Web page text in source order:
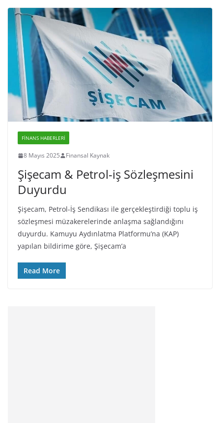
FINANS HABERLERI
8 Mayıs 2025 Finansal Kaynak
Şişecam & Petrol-iş Sözleşmesini
Duyurdu
Şişecam, Petrol-İş Sendikası ile gerçekleştirdiği toplu iş
sözleşmesi müzakerelerinde anlaşma sağlandığını
duyurdu. Kamuyu Aydınlatma Platformu’na (KAP)
yapılan bildirime göre, Şişecam’a
Read More